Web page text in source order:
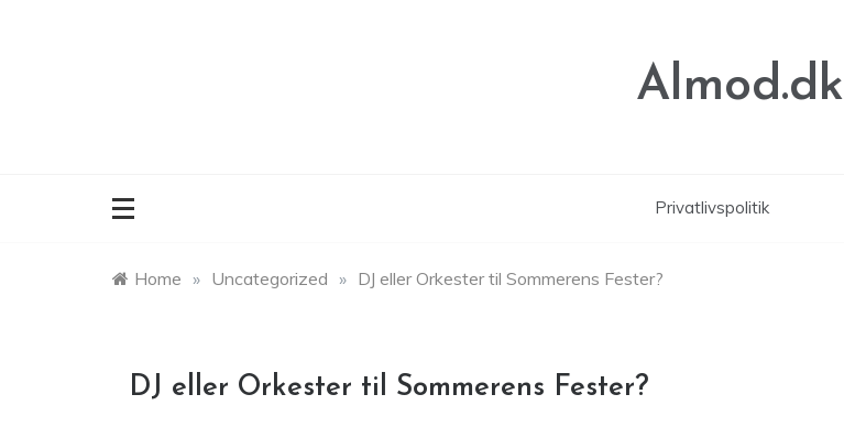
Almod.dk
Privatlivspolitik
Home » Uncategorized » DJ eller Orkester til Sommerens Fester?
DJ eller Orkester til Sommerens Fester?